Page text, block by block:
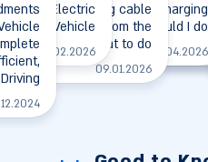
לקריאה
How to
electric
לקריאה
I arrived at the charging
station, what should I do?
03.04.2026 לקריאה
The charging cable
doesn't release from the
vehicle - what to do?
09.01.2026 לקריאה
an Electric
Vehicle
17.02.2026